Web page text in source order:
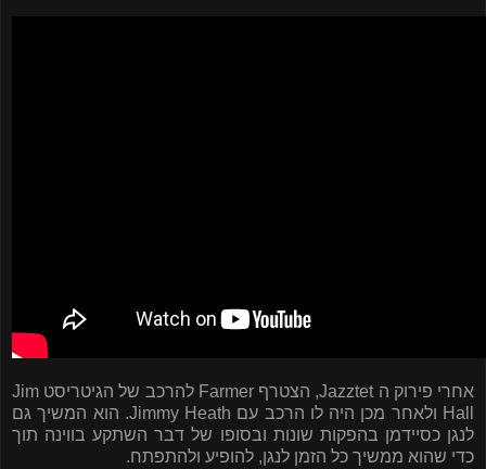
אחרי פירוק הJazztet, הצטרףFarmer להרכב של הגיטריסט Jim
Hall ולאחר מכן היה לו הרכב עם Jimmy Heath. הוא המשיך גם
לנגן כסיידמן בהפקות שונות ובסופו של דבר השתקע בווינה תוך
כדי שהוא ממשיך כל הזמן לנגן, להופיע ולהתפתח.